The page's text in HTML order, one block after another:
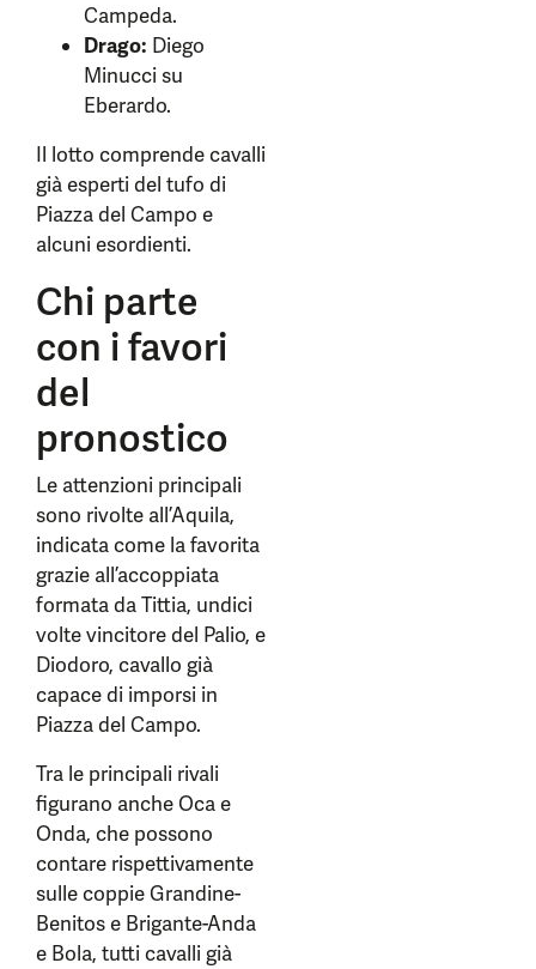
Campeda.
Drago: Diego
Minucci su
Eberardo.
Il lotto comprende cavalli
già esperti del tufo di
Piazza del Campo e
alcuni esordienti.
Chi parte
con i favori
del
pronostico
Le attenzioni principali
sono rivolte all’Aquila,
indicata come la favorita
grazie all’accoppiata
formata da Tittia, undici
volte vincitore del Palio, e
Diodoro, cavallo già
capace di imporsi in
Piazza del Campo.
Tra le principali rivali
figurano anche Oca e
Onda, che possono
contare rispettivamente
sulle coppie Grandine-
Benitos e Brigante-Anda
e Bola, tutti cavalli già